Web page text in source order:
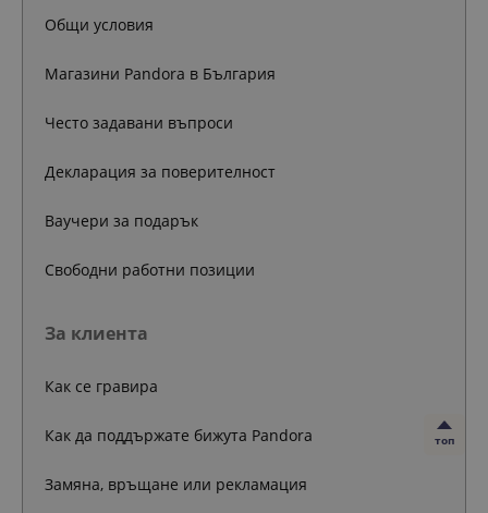
топ
Общи условия
Магазини Pandora в България
Често задавани въпроси
Декларация за поверителност
Ваучери за подарък
Свободни работни позиции
За клиента
Как се гравира
Как да поддържате бижута Pandora
Замяна, връщане или рекламация